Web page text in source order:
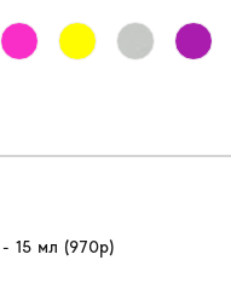
15 мл (970р)